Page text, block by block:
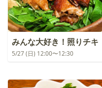
みんな大好き！照りチキ
5/27 (日) 12:00〜12:30